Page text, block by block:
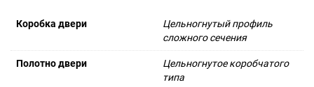
Коробка двери
Цельногнутый профиль
сложного сечения
Полотно двери
Цельногнутое коробчатого
типа